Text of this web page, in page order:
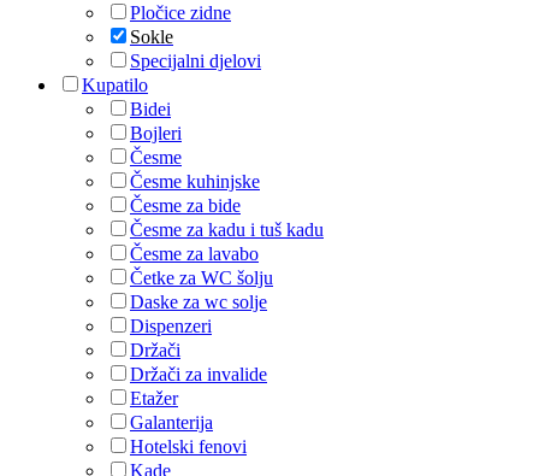
Pločice zidne
Sokle
Specijalni djelovi
Kupatilo
Bidei
Bojleri
Česme
Česme kuhinjske
Česme za bide
Česme za kadu i tuš kadu
Česme za lavabo
Četke za WC šolju
Daske za wc solje
Dispenzeri
Držači
Držači za invalide
Etažer
Galanterija
Hotelski fenovi
Kade